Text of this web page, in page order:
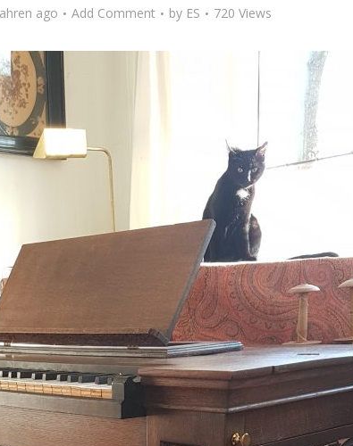
ago Add Comment by ES 720 Views